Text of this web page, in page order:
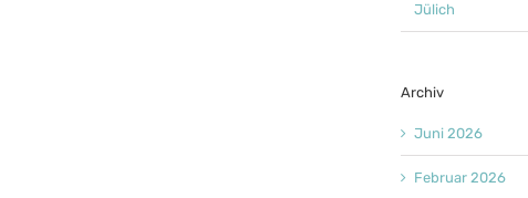
Jülich
Archiv
Juni 2026
Februar 2026